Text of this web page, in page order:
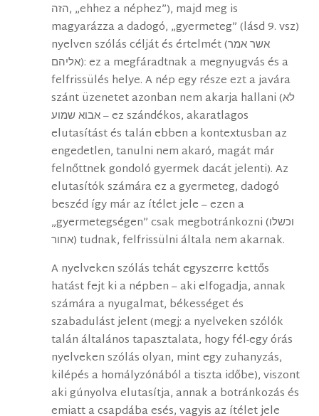
הזה, „ehhez a néphez”), majd meg is
magyarázza a dadogó, „gyermeteg” (lásd 9. vsz)
nyelven szólás célját és értelmét (אשר אמר
אליהם): ez a megfáradtnak a megnyugvás és a
felfrissülés helye. A nép egy része ezt a javára
szánt üzenetet azonban nem akarja hallani (לא
אבוא שמוע – ez szándékos, akaratlagos
elutasítást és talán ebben a kontextusban az
engedetlen, tanulni nem akaró, magát már
felnőttnek gondoló gyermek dacát jelenti). Az
elutasítók számára ez a gyermeteg, dadogó
beszéd így már az ítélet jele – ezen a
„gyermetegségen” csak megbotránkozni (וכשלו
אחור) tudnak, felfrissülni általa nem akarnak.
A nyelveken szólás tehát egyszerre kettős
hatást fejt ki a népben – aki elfogadja, annak
számára a nyugalmat, békességet és
szabadulást jelent (megj: a nyelveken szólók
talán általános tapasztalata, hogy fél-egy órás
nyelveken szólás olyan, mint egy zuhanyzás,
kilépés a homályzónából a tiszta időbe), viszont
aki gúnyolva elutasítja, annak a botránkozás és
emiatt a csapdába esés, vagyis az ítélet jele